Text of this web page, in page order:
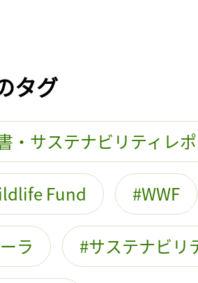
タグ
・サステナビリティレ
Fund WWF
ラ サステナビリ